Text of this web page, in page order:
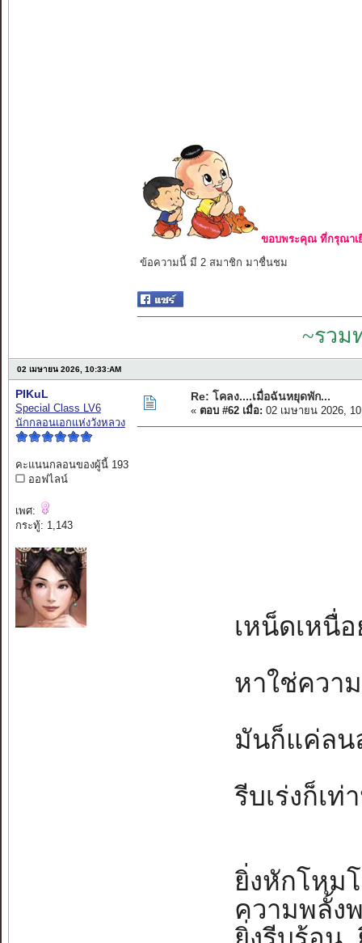
ขอบพระคุณ ที่กรุณาเ
ข้อความนี้ มี 2 สมาชิก มาชื่นชม
~รวม
02 เมษายน 2026, 10:33:AM
PIKuL
Special Class LV6
นักกลอนเอกแห่งวังหลวง
คะแนนกลอนของผู้นี้ 193
ออฟไลน์
เพศ:
กระทู้: 1,143
Re: โคลง....เมื่อฉันหยุดพัก...
« ตอบ #62 เมื่อ: 02 เมษายน 2026,
เหน็ดเหนื่
หาใช่ควา
มันก็แค่ลน
รีบเร่งก็เ
ยิ่งหักโหมโ
ความพลั้ง